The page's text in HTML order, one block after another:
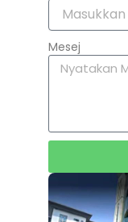
Mesej